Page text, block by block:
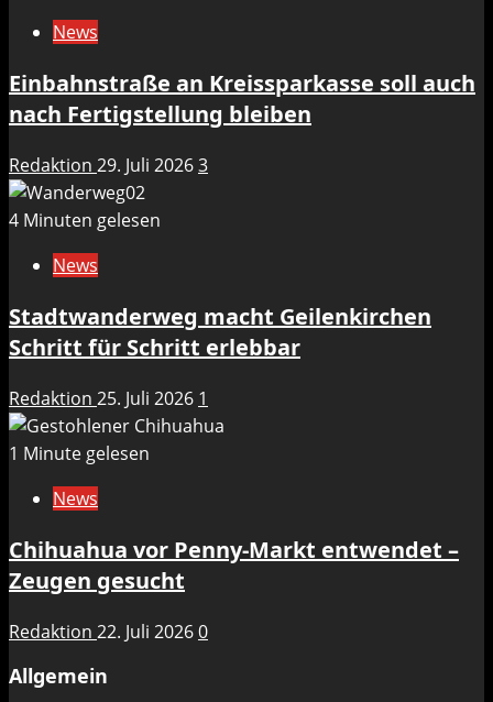
News
Einbahnstraße an Kreissparkasse soll auch
nach Fertigstellung bleiben
Redaktion 29. Juli 20263
4 Minuten gelesen
News
Stadtwanderweg macht Geilenkirchen
Schritt für Schritt erlebbar
Redaktion 25. Juli 2026 1
1 Minute gelesen
News
Chihuahua vor Penny-Markt entwendet –
Zeugen gesucht
Redaktion 22. Juli 20260
Allgemein